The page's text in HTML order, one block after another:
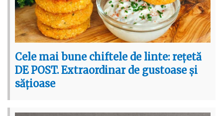
Cele mai bune chiftele de linte: rețetă
DE POST. Extraordinar de gustoase și
sățioase